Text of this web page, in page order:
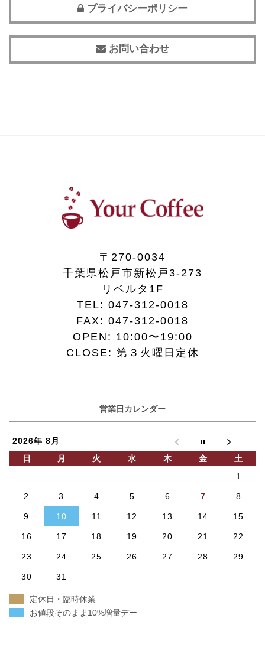
プライバシーポリシー
お問い合わせ
〒270-0034
千葉県松戸市新松戸3-273
リベルタ1F
TEL: 047-312-0018
FAX: 047-312-0018
OPEN: 10:00〜19:00
CLOSE: 第３火曜日定休
営業日カレンダー
2026年 8月
日
月 火 水 木 金
土
1
2 3 4 5 6 7 8
9 10 11 12 13 14 15
16 17 18 19 20 21 22
23 24 25 26 27 28 29
30 31
定休日・臨時休業
お値段そのまま10%増量デー